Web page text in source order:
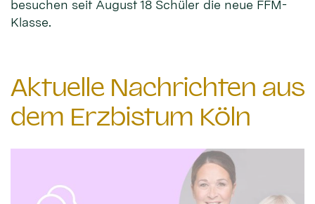
besuchen seit August 18 Schüler die neue FFM-
Klasse.
Aktuelle Nachrichten aus
dem Erzbistum Köln